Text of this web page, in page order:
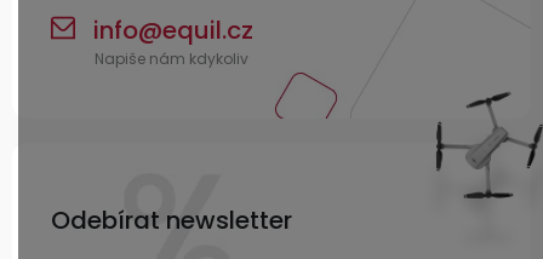
info@equil.cz
Odebírat newsletter